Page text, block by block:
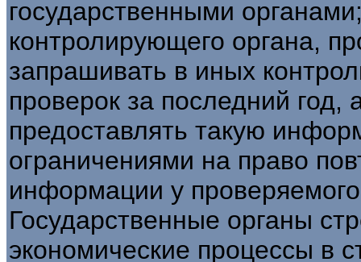
государственными
контролирующего органа,
запрашивать в иных
проверок за последний год,
предоставлять такую
ограничениями на право
информации у
Государственные органы
экономические процессы в